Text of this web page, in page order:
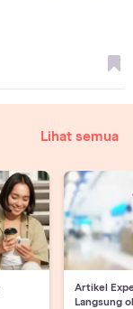
Lihat semua
Artikel
Langsung